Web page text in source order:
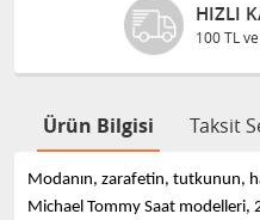
HIZLI
100 TL
Ürün Bilgisi Taksit
Modanın, zarafetin, tutkunun,
Michael Tommy Saat modelleri,